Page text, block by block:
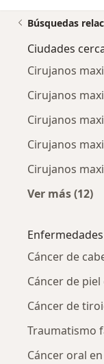
Búsquedas
Ciudades
Cirujanos
Cirujanos
Cirujanos
Cirujanos
Cirujanos
Ver más (12)
Cáncer de
Cáncer de piel
Cáncer de
Traumatismo
Cáncer oral